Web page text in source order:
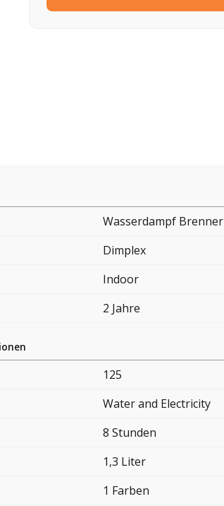
Wasserdampf Brenner
Dimplex
Indoor
2 Jahre
125
Water and Electricity
8 Stunden
1,3 Liter
1 Farben